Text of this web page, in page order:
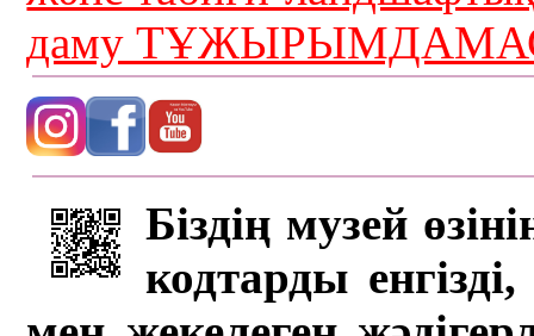
даму
Біздің музей
кодтарды